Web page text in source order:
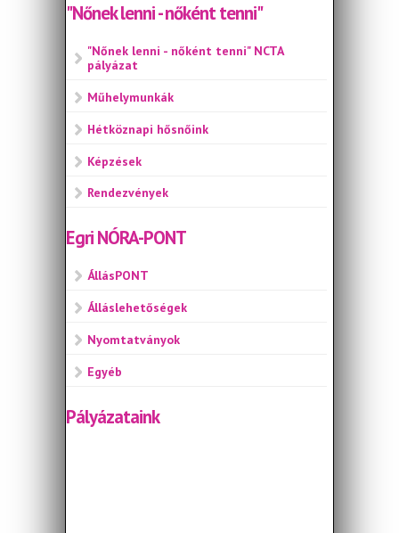
"Nőnek lenni - nőként tenni"
"Nőnek lenni - nőként tenni" NCTA
pályázat
Műhelymunkák
Hétköznapi hősnőink
Képzések
Rendezvények
Egri NÓRA-PONT
ÁllásPONT
Álláslehetőségek
Nyomtatványok
Egyéb
Pályázataink